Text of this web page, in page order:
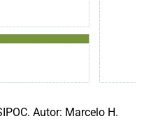
Autor: Marcelo H.